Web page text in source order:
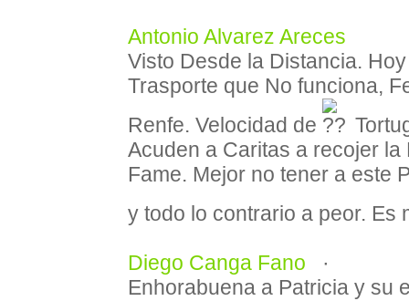
Antonio Alvarez Areces
Visto Desde la Distancia.
Trasporte que No funciona,
Renfe. Velocidad de
Acuden a Caritas a recojer
Fame. Mejor no tener a este
y todo lo contrario a peor. Es
Diego Canga Fano
·
Enhorabuena a Patricia y su